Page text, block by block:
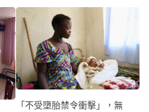
「不受墮胎禁令衝擊」，無